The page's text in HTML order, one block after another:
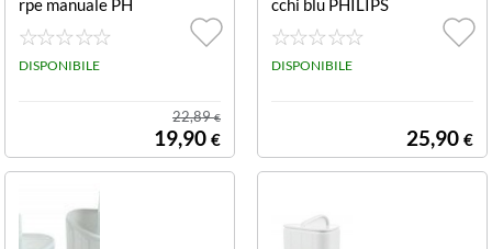
rpe manuale PH
ILIPS PULISCI S
CARPE GCA10
00/60
DISPONIBILE
22,89€
19,90 €
cchi blu PHILIPS
LEVAPELUCCH
I GCA2100/20
DISPONIBILE
25,90 €